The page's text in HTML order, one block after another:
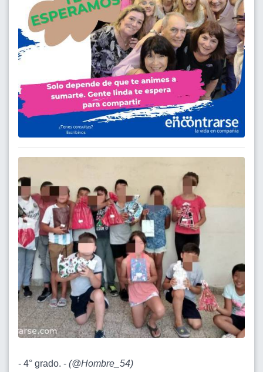
- 4° grado. - (@Hombre_54)